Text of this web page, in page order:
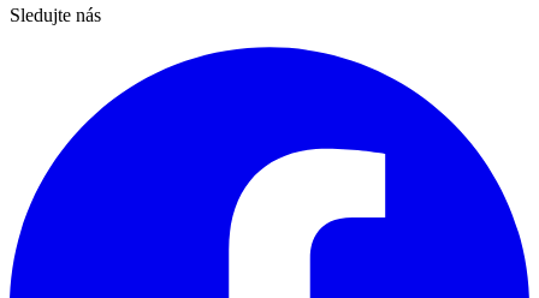
Sledujte nás